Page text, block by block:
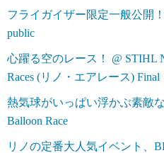
フライガイザー限定一般公開！
public
心躍る空のレース！ @ STIHL
Races (リノ・エアレース) Final
熱気球がいっぱい浮かぶ素敵
Balloon Race
リノの定番大人気イベント、